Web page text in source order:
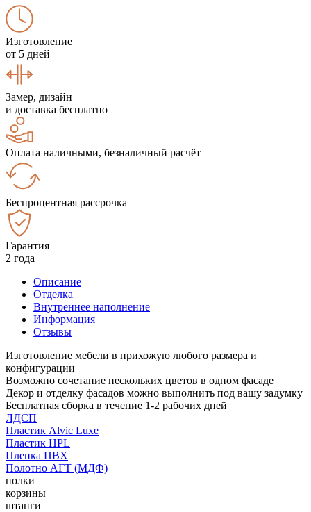
Изготовление
от 5 дней
Замер, дизайн
и доставка бесплатно
Оплата наличными, безналичный расчёт
Беспроцентная рассрочка
Гарантия
2 года
Описание
Отделка
Внутреннее наполнение
Информация
Отзывы
Изготовление мебели в прихожую любого размера и
конфигурации
Возможно сочетание нескольких цветов в одном фасаде
Декор и отделку фасадов можно выполнить под вашу задумку
Бесплатная сборка в течение 1-2 рабочих дней
ЛДСП
Пластик Alvic Luxe
Пластик HPL
Пленка ПВХ
Полотно АГТ (МДФ)
полки
корзины
штанги